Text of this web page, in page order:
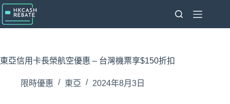
跳
至
主
內
東亞信用卡長榮航空優惠 – 台灣機票享$150折扣
限時優惠 東亞 2024年8月3日